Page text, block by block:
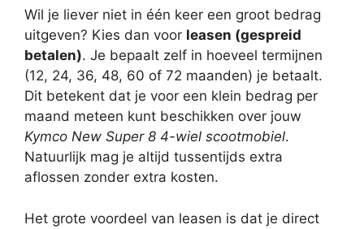
Wil je liever niet in één keer een groot bedrag
uitgeven? Kies dan voor leasen (gespreid
betalen). Je bepaalt zelf in hoeveel termijnen
(12, 24, 36, 48, 60 of 72 maanden) je betaalt.
Dit betekent dat je voor een klein bedrag per
maand meteen kunt beschikken over jouw
Kymco New Super 8 4-wiel scootmobiel.
Natuurlijk mag je altijd tussentijds extra
aflossen zonder extra kosten.
Het grote voordeel van leasen is dat je direct